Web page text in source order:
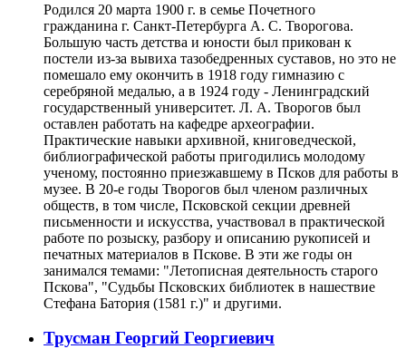
Родился 20 марта 1900 г. в семье Почетного
гражданина г. Санкт-Петербурга А. С. Творогова.
Большую часть детства и юности был прикован к
постели из-за вывиха тазобедренных суставов, но это не
помешало ему окончить в 1918 году гимназию с
серебряной медалью, а в 1924 году - Ленинградский
государственный университет. Л. А. Творогов был
оставлен работать на кафедре археографии.
Практические навыки архивной, книговедческой,
библиографической работы пригодились молодому
ученому, постоянно приезжавшему в Псков для работы в
музее. В 20-е годы Творогов был членом различных
обществ, в том числе, Псковской секции древней
письменности и искусства, участвовал в практической
работе по розыску, разбору и описанию рукописей и
печатных материалов в Пскове. В эти же годы он
занимался темами: "Летописная деятельность старого
Пскова", "Судьбы Псковских библиотек в нашествие
Стефана Батория (1581 г.)" и другими.
Трусман Георгий Георгиевич